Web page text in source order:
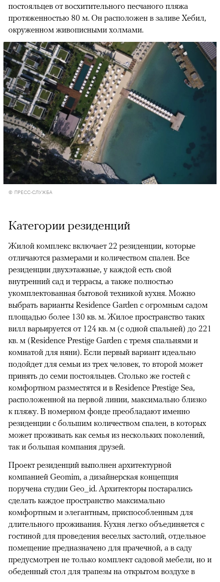
постояльцев от восхитительного песчаного пляжа
протяженностью 80 м. Он расположен в заливе Хебил,
окруженном живописными холмами.
© ПРЕСС-СЛУЖБА
Категории резиденций
Жилой комплекс включает 22 резиденции, которые
отличаются размерами и количеством спален. Все
резиденции двухэтажные, у каждой есть свой
внутренний сад и террасы, а также полностью
укомплектованная бытовой техникой кухня. Можно
выбрать варианты Residence Garden с огромным садом
площадью более 130 кв. м. Жилое пространство таких
вилл варьируется от 124 кв. м (с одной спальней) до 221
кв. м (Residence Prestige Garden с тремя спальнями и
комнатой для няни). Если первый вариант идеально
подойдет для семьи из трех человек, то второй может
принять до семи постояльцев. Столько же гостей с
комфортном разместятся и в Residence Prestige Sea,
расположенной на первой линии, максимально близко
к пляжу. В номерном фонде преобладают именно
резиденции с большим количеством спален, в которых
может проживать как семья из нескольких поколений,
так и большая компания друзей.
Проект резиденций выполнен архитектурной
компанией Geomim, а дизайнерская концепция
поручена студии Geo_id. Архитекторы постарались
сделать каждое пространство максимально
комфортным и элегантным, приспособленным для
длительного проживания. Кухня легко объединяется с
гостиной для проведения веселых застолий, отдельное
помещение предназначено для прачечной, а в саду
предусмотрен не только комплект садовой мебели, но и
обеденный стол для трапезы на открытом воздухе в